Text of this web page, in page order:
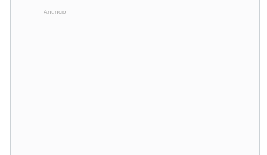
Anuncio